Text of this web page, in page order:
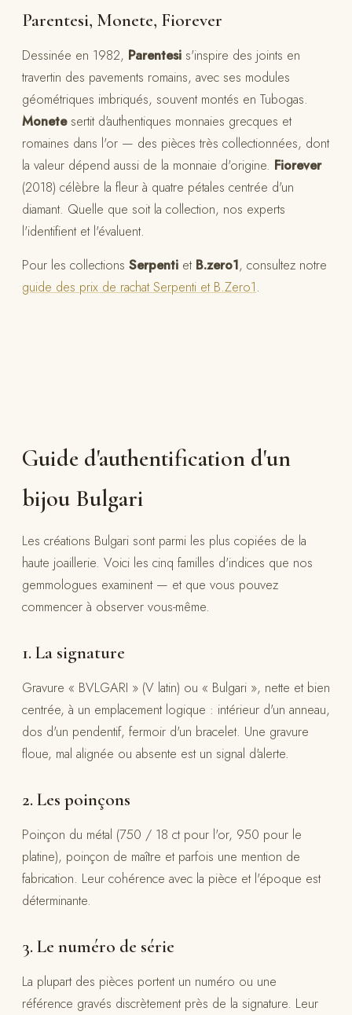
Parentesi, Monete, Fiorever
Dessinée en 1982, Parentesi s'inspire des joints en
travertin des pavements romains, avec ses modules
géométriques imbriqués, souvent montés en Tubogas.
Monetesertit d'authentiques monnaies grecques et
romaines dans l'or — des pièces très collectionnées, dont
la valeur dépend aussi de la monnaie d'origine. Fiorever
(2018) célèbre la fleur à quatre pétales centrée d'un
diamant. Quelle que soit la collection, nos experts
l'identifient et l'évaluent.
Pour les collections Serpenti et B.zero1, consultez notre
guide des prix de rachat Serpenti et B.Zero1.
Guide d'authentification d'un
bijou Bulgari
Les créations Bulgari sont parmi les plus copiées de la
haute joaillerie. Voici les cinq familles d'indices que nos
gemmologues examinent — et que vous pouvez
commencer à observer vous-même.
1. La signature
Gravure « BVLGARI » (V latin) ou « Bulgari », nette et bien
centrée, à un emplacement logique : intérieur d'un anneau,
dos d'un pendentif, fermoir d'un bracelet. Une gravure
floue, mal alignée ou absente est un signal d'alerte.
2. Les poinçons
Poinçon du métal (750 / 18 ct pour l'or, 950 pour le
platine), poinçon de maître et parfois une mention de
fabrication. Leur cohérence avec la pièce et l'époque est
déterminante.
3. Le numéro de série
La plupart des pièces portent un numéro ou une
référence gravés discrètement près de la signature. Leur